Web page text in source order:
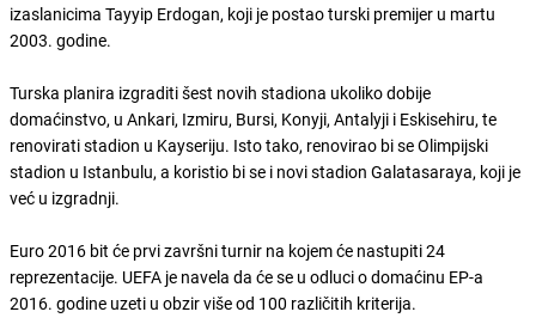
izaslanicima Tayyip Erdogan, koji je postao turski premijer u martu
2003. godine.
Turska planira izgraditi šest novih stadiona ukoliko dobije
domaćinstvo, u Ankari, Izmiru, Bursi, Konyji, Antalyji i Eskisehiru, te
renovirati stadion u Kayseriju. Isto tako, renovirao bi se Olimpijski
stadion u Istanbulu, a koristio bi se i novi stadion Galatasaraya, koji je
već u izgradnji.
Euro 2016 bit će prvi završni turnir na kojem će nastupiti 24
reprezentacije. UEFA je navela da će se u odluci o domaćinu EP-a
2016. godine uzeti u obzir više od 100 različitih kriterija.